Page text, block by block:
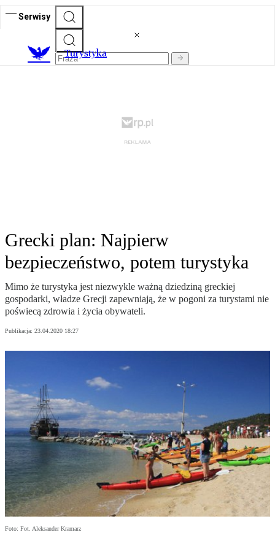
Serwisy
Turystyka
Grecki plan: Najpierw
bezpieczeństwo, potem turystyka
Mimo że turystyka jest niezwykle ważną dziedziną greckiej
gospodarki, władze Grecji zapewniają, że w pogoni za turystami nie
poświecą zdrowia i życia obywateli.
Publikacja: 23.04.2020 18:27
Foto: Fot. Aleksander Kramarz